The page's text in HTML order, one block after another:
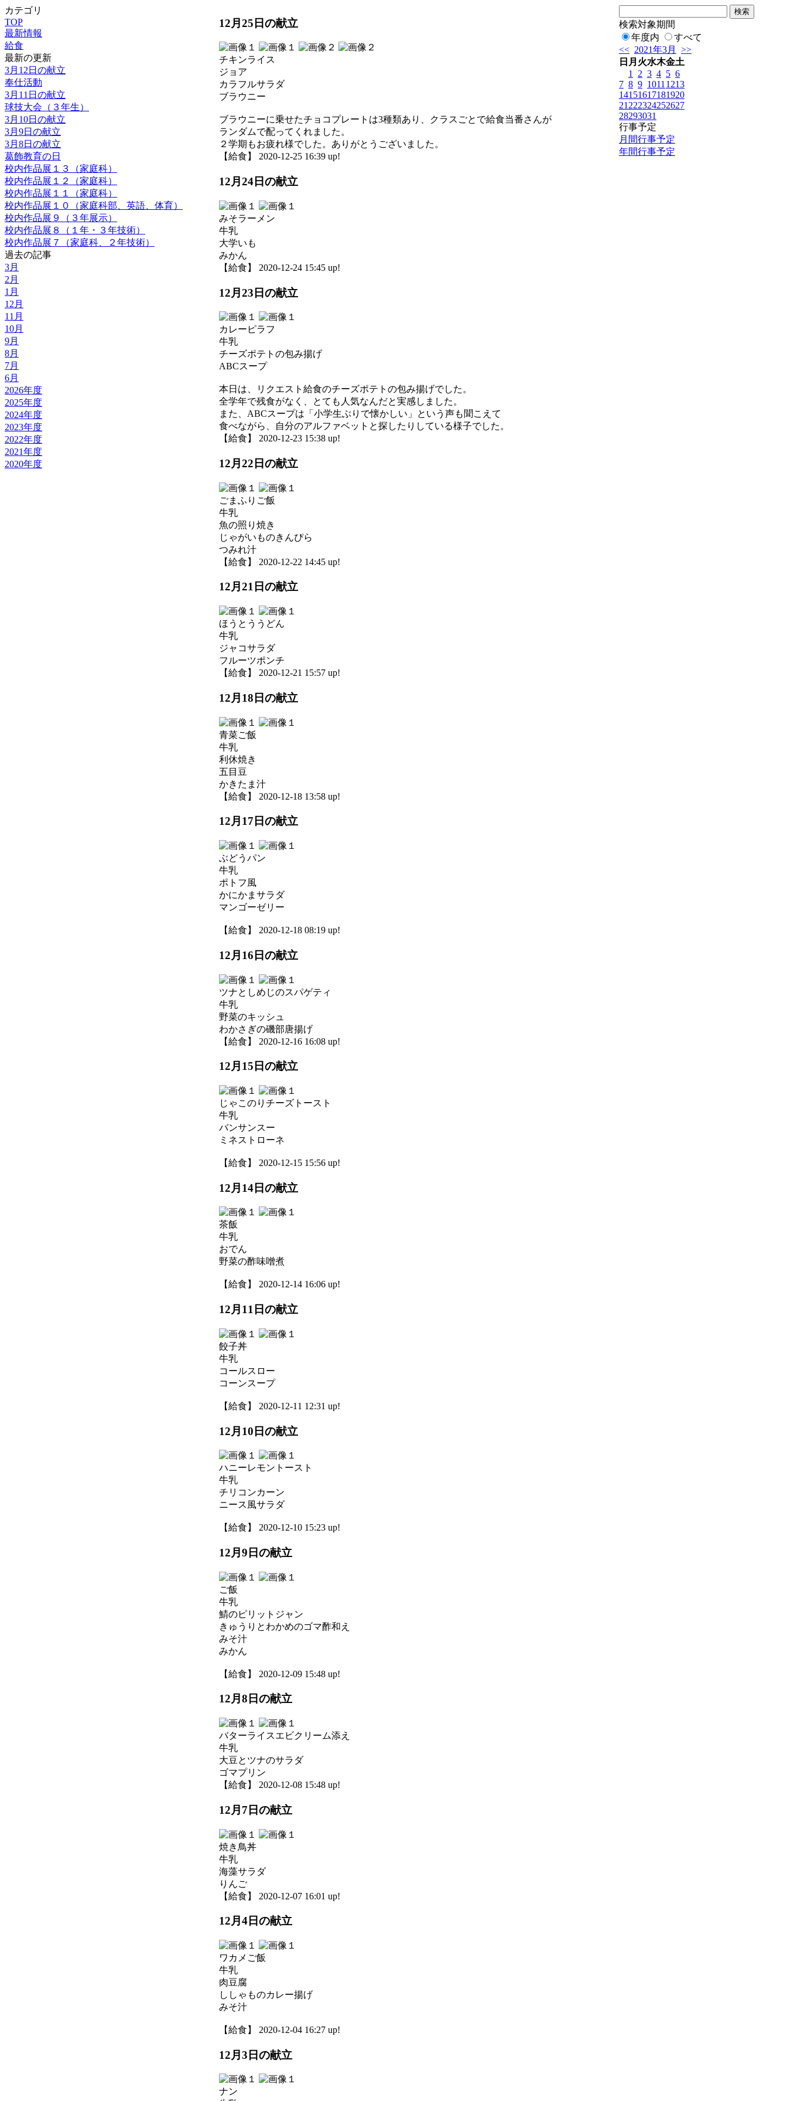
カテゴリ
TOP
最新情報
給食
最新の更新
3月12日の献立
奉仕活動
3月11日の献立
球技大会（３年生）
3月10日の献立
3月9日の献立
3月8日の献立
葛飾教育の日
校内作品展１３（家庭科）
校内作品展１２（家庭科）
校内作品展１１（家庭科）
校内作品展１０（家庭科部、英語、体育）
校内作品展９（３年展示）
校内作品展８（１年・３年技術）
校内作品展７（家庭科、２年技術）
過去の記事
3月
2月
1月
12月
11月
10月
9月
8月
7月
6月
2026年度
2025年度
2024年度
2023年度
2022年度
2021年度
2020年度
12月25日の献立
チキンライス
ジョア
カラフルサラダ
ブラウニー
ブラウニーに乗せたチョコプレートは3種類あり、クラスごとで給食当番さんが
ランダムで配ってくれました。
２学期もお疲れ様でした。ありがとうございました。
【給食】 2020-12-25 16:39 up!
12月24日の献立
みそラーメン
牛乳
大学いも
みかん
【給食】 2020-12-24 15:45 up!
12月23日の献立
カレーピラフ
牛乳
チーズポテトの包み揚げ
ABCスープ
本日は、リクエスト給食のチーズポテトの包み揚げでした。
全学年で残食がなく、とても人気なんだと実感しました。
また、ABCスープは「小学生ぶりで懐かしい」という声も聞こえて
食べながら、自分のアルファベットと探したりしている様子でした。
【給食】 2020-12-23 15:38 up!
12月22日の献立
ごまふりご飯
牛乳
魚の照り焼き
じゃがいものきんぴら
つみれ汁
【給食】 2020-12-22 14:45 up!
12月21日の献立
ほうとううどん
牛乳
ジャコサラダ
フルーツポンチ
【給食】 2020-12-21 15:57 up!
12月18日の献立
青菜ご飯
牛乳
利休焼き
五目豆
かきたま汁
【給食】 2020-12-18 13:58 up!
12月17日の献立
ぶどうパン
牛乳
ポトフ風
かにかまサラダ
マンゴーゼリー
【給食】 2020-12-18 08:19 up!
12月16日の献立
ツナとしめじのスパゲティ
牛乳
野菜のキッシュ
わかさぎの磯部唐揚げ
【給食】 2020-12-16 16:08 up!
12月15日の献立
じゃこのりチーズトースト
牛乳
バンサンスー
ミネストローネ
【給食】 2020-12-15 15:56 up!
12月14日の献立
茶飯
牛乳
おでん
野菜の酢味噌煮
【給食】 2020-12-14 16:06 up!
12月11日の献立
餃子丼
牛乳
コールスロー
コーンスープ
【給食】 2020-12-11 12:31 up!
12月10日の献立
ハニーレモントースト
牛乳
チリコンカーン
ニース風サラダ
【給食】 2020-12-10 15:23 up!
12月9日の献立
ご飯
牛乳
鯖のピリットジャン
きゅうりとわかめのゴマ酢和え
みそ汁
みかん
【給食】 2020-12-09 15:48 up!
12月8日の献立
バターライスエビクリーム添え
牛乳
大豆とツナのサラダ
ゴマプリン
【給食】 2020-12-08 15:48 up!
12月7日の献立
焼き鳥丼
牛乳
海藻サラダ
りんご
【給食】 2020-12-07 16:01 up!
12月4日の献立
ワカメご飯
牛乳
肉豆腐
ししゃものカレー揚げ
みそ汁
【給食】 2020-12-04 16:27 up!
12月3日の献立
ナン
検索対象期間
年度内
すべて
<< 2021年3月
>>
日 月 火水木金土
1
2 3 4 5 6
7 8 9 1011 1213
14151617181920
21 222324252627
28293031
行事予定
月間行事予定
年間行事予定